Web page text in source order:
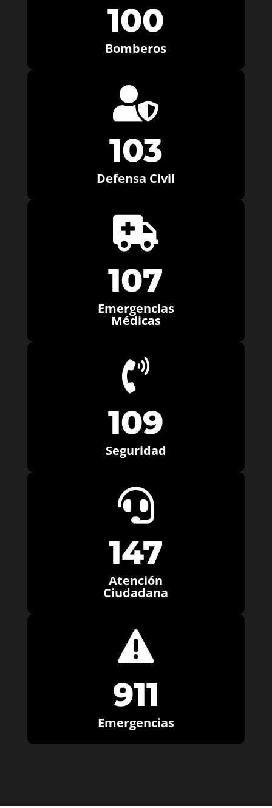
100
Bomberos

103
Defensa Civil

107
Emergencias
Médicas

109
Seguridad

147
Atención
Ciudadana

911
Emergencias